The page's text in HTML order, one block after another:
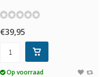
€39,95
Op voorraad